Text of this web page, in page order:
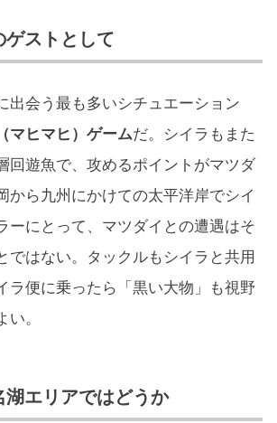
ゲストとして
出会う最も多いシチュエーション
マヒマヒ）ゲームだ。シイラもまた
回遊魚で、攻めるポイントがマツダ
から九州にかけての太平洋岸でシイ
ーにとって、マツダイとの遭遇はそ
ではない。タックルもシイラと共用
ラ便に乗ったら「黒い大物」も視野
い。
湖エリアではどうか